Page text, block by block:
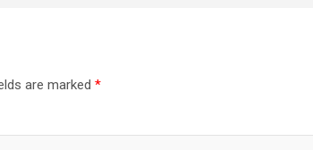
are marked *